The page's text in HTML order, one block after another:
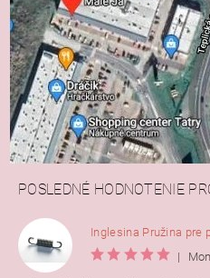
POSLEDNÉ HODNOTENIE
Inglesina Pružina pre
|